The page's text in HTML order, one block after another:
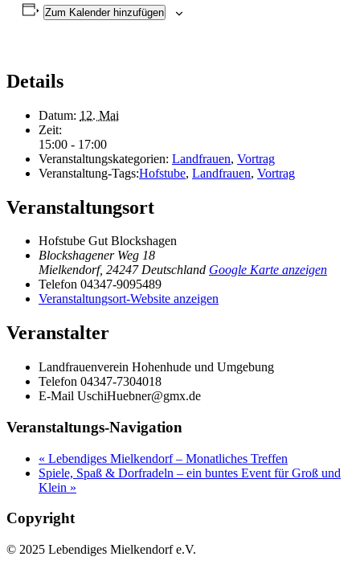
Zum Kalender hinzufügen
Details
Datum: 12. Mai
Zeit:
15:00 - 17:00
Veranstaltungskategorien: Landfrauen, Vortrag
Veranstaltung-Tags:Hofstube, Landfrauen, Vortrag
Veranstaltungsort
Hofstube Gut Blockshagen
Blockshagener Weg 18
Mielkendorf, 24247 Deutschland Google Karte anzeigen
Telefon 04347-9095489
Veranstaltungsort-Website anzeigen
Veranstalter
Landfrauenverein Hohenhude und Umgebung
Telefon 04347-7304018
E-Mail UschiHuebner@gmx.de
Veranstaltungs-Navigation
« Lebendiges Mielkendorf – Monatliches Treffen
Spiele, Spaß & Dorfradeln – ein buntes Event für Groß und
Klein »
Copyright
© 2025 Lebendiges Mielkendorf e.V.